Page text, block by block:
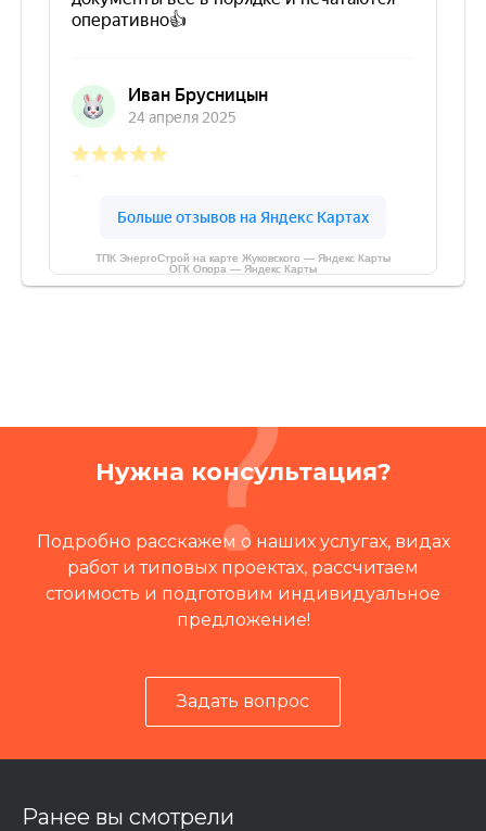
ТПК ЭнергоСтрой на карте Жуковского — Яндекс Карты
ОГК Опора — Яндекс Карты
Нужна консультация?
Подробно расскажем о наших услугах, видах
работ и типовых проектах, рассчитаем
стоимость и подготовим индивидуальное
предложение!
Задать вопрос
Ранее вы смотрели